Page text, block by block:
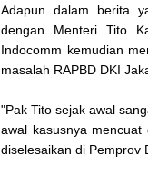
Adapun dalam berita
dengan Menteri Tito
Indocomm kemudian
masalah RAPBD DKI
"Pak Tito sejak awal
awal kasusnya
diselesaikan di Pemprov